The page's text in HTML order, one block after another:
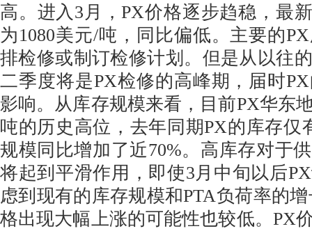
高。进入3月，PX价格逐步趋稳，最
为1080美元/吨，同比偏低。主要的
排检修或制订检修计划。但是从以往
二季度将是PX检修的高峰期，届时
影响。从库存规模来看，目前PX华东
吨的历史高位，去年同期PX的库存仅
规模同比增加了近70%。高库存对于
将起到平滑作用，即使3月中旬以后
虑到现有的库存规模和PTA负荷率的
格出现大幅上涨的可能性也较低。PX